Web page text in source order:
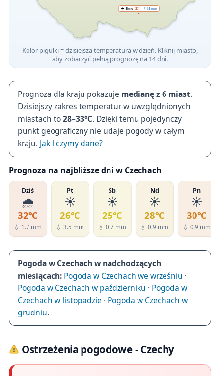
🌧️ Brno 33° 💧 1.6 mm
Kolor pigułki = dzisiejsza temperatura w dzień. Kliknij miasto,
aby zobaczyć pełną prognozę na 14 dni.
Prognoza dla kraju pokazuje medianę z 6 miast.
Dzisiejszy zakres temperatur w uwzględnionych
miastach to28–33℃. Dzięki temu pojedynczy
punkt geograficzny nie udaje pogody w całym
kraju. Jak liczymy dane?
Prognoza na najbliższe dni w Czechach
Dziś
🌧️
32℃
💧 1.7 mm
Pt
☀️
26℃
💧 3.5 mm
Sb
☀️
25℃
💧 0.7 mm
Nd
☀️
28℃
💧 0.9 mm
Pn
☀️
30℃
💧 0.9 mm
Pogoda w Czechach w nadchodzących
miesiącach: Pogoda w Czechach we wrześniu ·
Pogoda w Czechach w październiku · Pogoda w
Czechach w listopadzie · Pogoda w Czechach w
grudniu.
Ostrzeżenia pogodowe - Czechy